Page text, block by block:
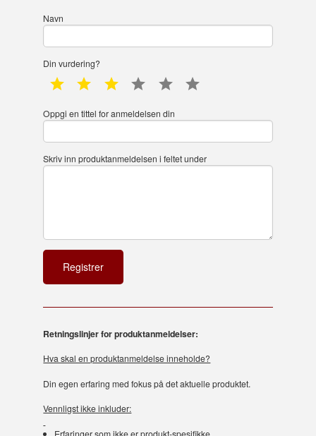
Navn
Din vurdering?
1 star 2 star 3 star 4 star 5 star
Oppgi en tittel for anmeldelsen din
Skriv inn produktanmeldelsen i feltet under
Retningslinjer for produktanmeldelser:
Hva skal en produktanmeldelse inneholde?
Din egen erfaring med fokus på det aktuelle produktet.
Vennligst ikke inkluder:
Erfaringer som ikke er produkt-spesifikke.